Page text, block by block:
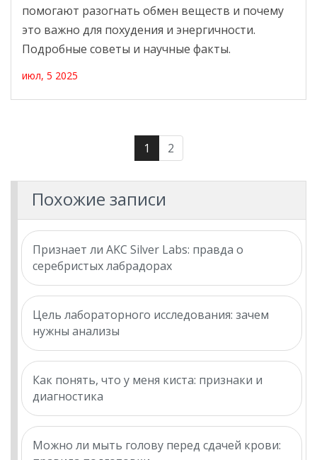
помогают разогнать обмен веществ и почему
это важно для похудения и энергичности.
Подробные советы и научные факты.
июл, 5 2025
1 2
Похожие записи
Признает ли AKC Silver Labs: правда о
серебристых лабрадорах
Цель лабораторного исследования: зачем
нужны анализы
Как понять, что у меня киста: признаки и
диагностика
Можно ли мыть голову перед сдачей крови: